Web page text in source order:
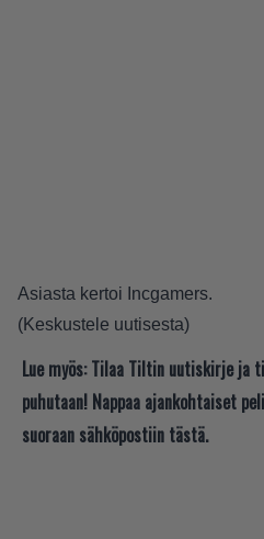
Asiasta kertoi Incgamers.
(Keskustele uutisesta)
Lue myös: Tilaa Tiltin uutiskirje ja
puhutaan! Nappaa ajankohtaiset
suoraan sähköpostiin tästä.